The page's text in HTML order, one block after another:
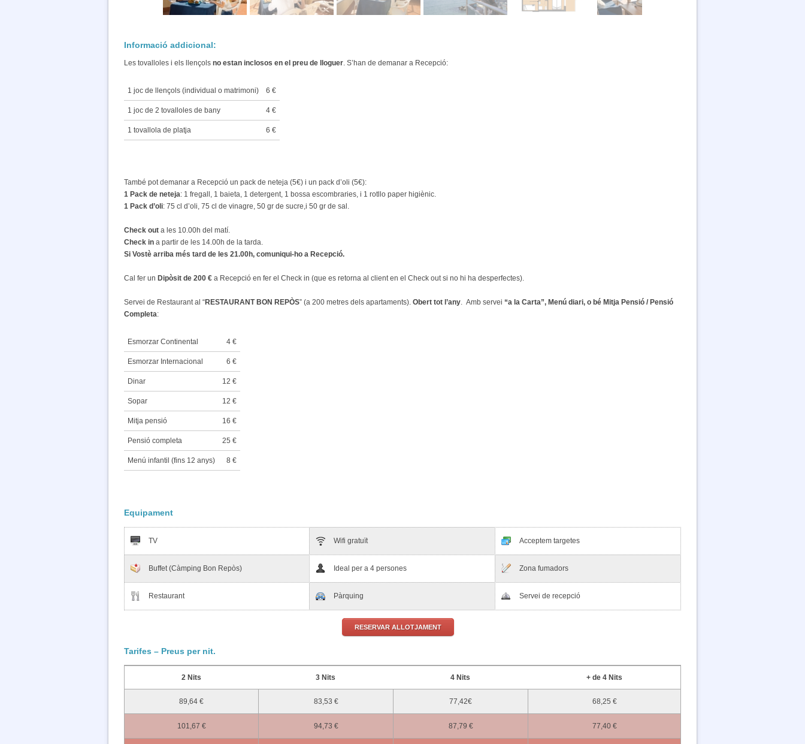
Informació addicional:
Les tovalloles i els llençols no estan inclosos en el preu de lloguer . S’han de demanar a Recepció:
1 joc de llençols (individual o matrimoni) 6 €
1 joc de 2 tovalloles de bany 4 €
1 tovallola de platja 6 €
També pot demanar a Recepció un pack de neteja (5€) i un pack d’oli (5€):
1 Pack de neteja: 1 fregall, 1 baieta, 1 detergent, 1 bossa escombraries, i 1 rotllo paper higiènic.
1 Pack d’oli: 75 cl d’oli, 75 cl de vinagre, 50 gr de sucre,i 50 gr de sal.
Check out a les 10.00h del matí.
Check in a partir de les 14.00h de la tarda.
Si Vostè arriba més tard de les 21.00h, comuniqui-ho a Recepció.
Cal fer un Dipòsit de 200 € a Recepció en fer el Check in (que es retorna al client en el Check out si no hi ha desperfectes).
Servei de Restaurant al “RESTAURANT BON REPÒS” (a 200 metres dels apartaments). Obert tot l’any . Amb servei “a la Carta”, Menú diari, o bé Mitja Pensió / Pensió
Completa:
Esmorzar Continental 4 €
Esmorzar Internacional 6 €
Dinar 12 €
Sopar 12 €
Mitja pensió 16 €
Pensió completa 25 €
Menú infantil (fins 12 anys) 8 €
Equipament
TV Wifi gratuït Acceptem targetes
Buffet (Càmping Bon Repòs) Ideal per a 4 persones Zona fumadors
Restaurant Pàrquing Servei de recepció
RESERVAR ALLOTJAMENT
Tarifes – Preus per nit.
2 Nits 3 Nits 4 Nits + de 4 Nits
89,64 € 83,53 € 77,42€ 68,25 €
101,67 € 94,73 € 87,79 € 77,40 €